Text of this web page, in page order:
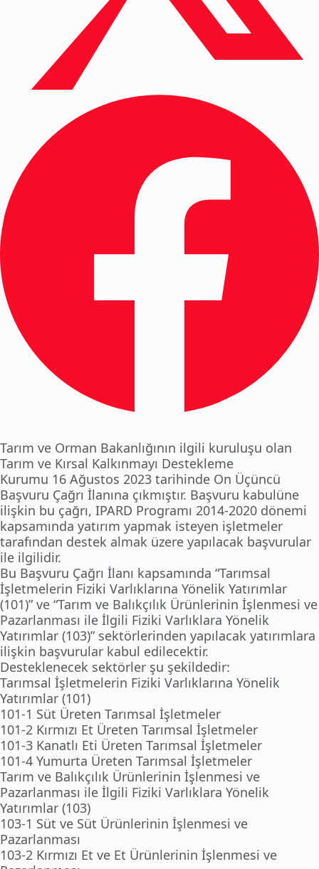
Tarım ve Orman Bakanlığının ilgili kuruluşu olan
Tarım ve Kırsal Kalkınmayı Destekleme
Kurumu 16 Ağustos 2023 tarihinde On Üçüncü
Başvuru Çağrı İlanına çıkmıştır. Başvuru kabulüne
ilişkin bu çağrı, IPARD Programı 2014-2020 dönemi
kapsamında yatırım yapmak isteyen işletmeler
tarafından destek almak üzere yapılacak başvurular
ile ilgilidir.
Bu Başvuru Çağrı İlanı kapsamında “Tarımsal
İşletmelerin Fiziki Varlıklarına Yönelik Yatırımlar
(101)” ve “Tarım ve Balıkçılık Ürünlerinin İşlenmesi ve
Pazarlanması ile İlgili Fiziki Varlıklara Yönelik
Yatırımlar (103)” sektörlerinden yapılacak yatırımlara
ilişkin başvurular kabul edilecektir.
Desteklenecek sektörler şu şekildedir:
Tarımsal İşletmelerin Fiziki Varlıklarına Yönelik
Yatırımlar (101)
101-1 Süt Üreten Tarımsal İşletmeler
101-2 Kırmızı Et Üreten Tarımsal İşletmeler
101-3 Kanatlı Eti Üreten Tarımsal İşletmeler
101-4 Yumurta Üreten Tarımsal İşletmeler
Tarım ve Balıkçılık Ürünlerinin İşlenmesi ve
Pazarlanması ile İlgili Fiziki Varlıklara Yönelik
Yatırımlar (103)
103-1 Süt ve Süt Ürünlerinin İşlenmesi ve
Pazarlanması
103-2 Kırmızı Et ve Et Ürünlerinin İşlenmesi ve